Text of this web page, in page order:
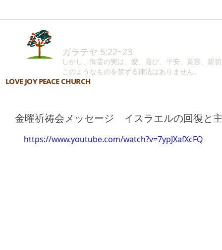
LOVE JOY PEACE CHURCH
ガラテヤ 5:22~23
しかし、御霊の実は、愛、喜び、平安、寛容、親
このようなものを禁ずる律法はありません。
金曜祈祷会メッセージ イスラエルの回復と
https://www.youtube.com/watch?v=7ypJXafXcFQ